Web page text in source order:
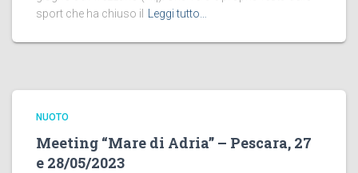
sport che ha chiuso il
Leggi tutto…
NUOTO
Meeting “Mare di Adria” – Pescara, 27
e 28/05/2023